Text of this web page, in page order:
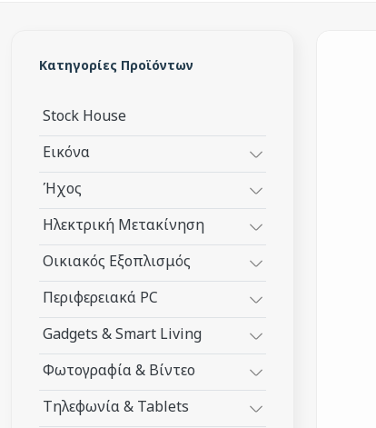
Κατηγορίες Προϊόντων
Stock House
Εικόνα
Ήχος
Ηλεκτρική Μετακίνηση
Οικιακός Εξοπλισμός
Περιφερειακά PC
Gadgets & Smart Living
Φωτογραφία & Βίντεο
Τηλεφωνία & Tablets